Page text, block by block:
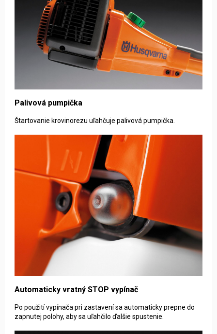
Palivová pumpička
Štartovanie krovinorezu uľahčuje palivová pumpička.
Automaticky vratný STOP vypínač
Po použití vypínača pri zastavení sa automaticky prepne do
zapnutej polohy, aby sa uľahčilo ďalšie spustenie.